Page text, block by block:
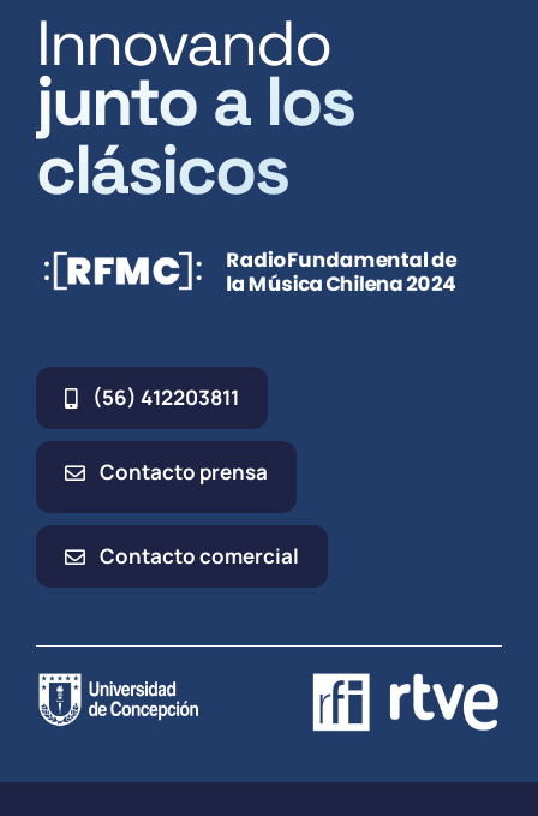
Innovando
junto a los
clásicos
(56) 412203811
Contacto prensa
Contacto comercial